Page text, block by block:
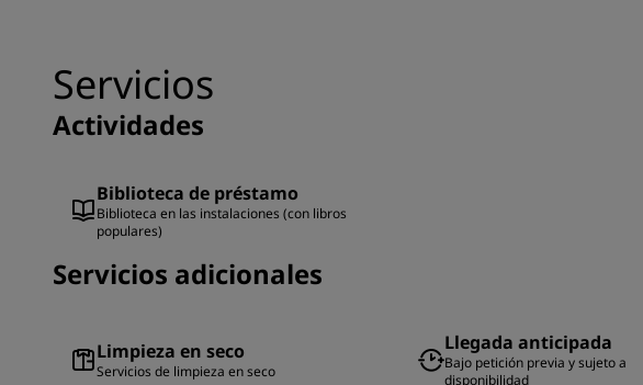
Servicios
Actividades
Biblioteca de préstamo
Biblioteca en las instalaciones (con libros
populares)
Servicios adicionales
Limpieza en seco
Servicios de limpieza en seco
Llegada anticipada
Bajo petición previa y sujeto a
disponibilidad